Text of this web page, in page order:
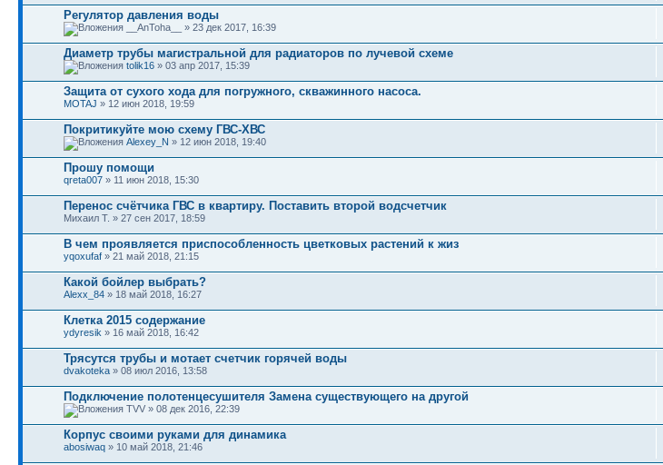
Регулятор давления воды
__AnToha__ » 23 дек 2017, 16:39
Диаметр трубы магистральной для радиаторов по лучевой схеме
tolik16 » 03 апр 2017, 15:39
Защита от сухого хода для погружного, скважинного насоса.
MOTAJ » 12 июн 2018, 19:59
Покритикуйте мою схему ГВС-ХВС
Alexey_N » 12 июн 2018, 19:40
Прошу помощи
qreta007 » 11 июн 2018, 15:30
Перенос счётчика ГВС в квартиру. Поставить второй водсчетчик
Михаил Т. » 27 сен 2017, 18:59
В чем проявляется приспособленность цветковых растений к жиз
yqoxufaf » 21 май 2018, 21:15
Какой бойлер выбрать?
Alexx_84 » 18 май 2018, 16:27
Клетка 2015 содержание
ydyresik » 16 май 2018, 16:42
Трясутся трубы и мотает счетчик горячей воды
dvakoteka » 08 июл 2016, 13:58
Подключение полотенцесушителя Замена существующего на другой
TVV » 08 дек 2016, 22:39
Корпус своими руками для динамика
abosiwaq » 10 май 2018, 21:46